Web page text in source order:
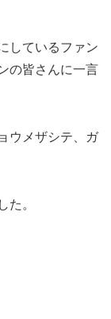
しているファン
の皆さんに一言
ウメザシテ、ガ
た。